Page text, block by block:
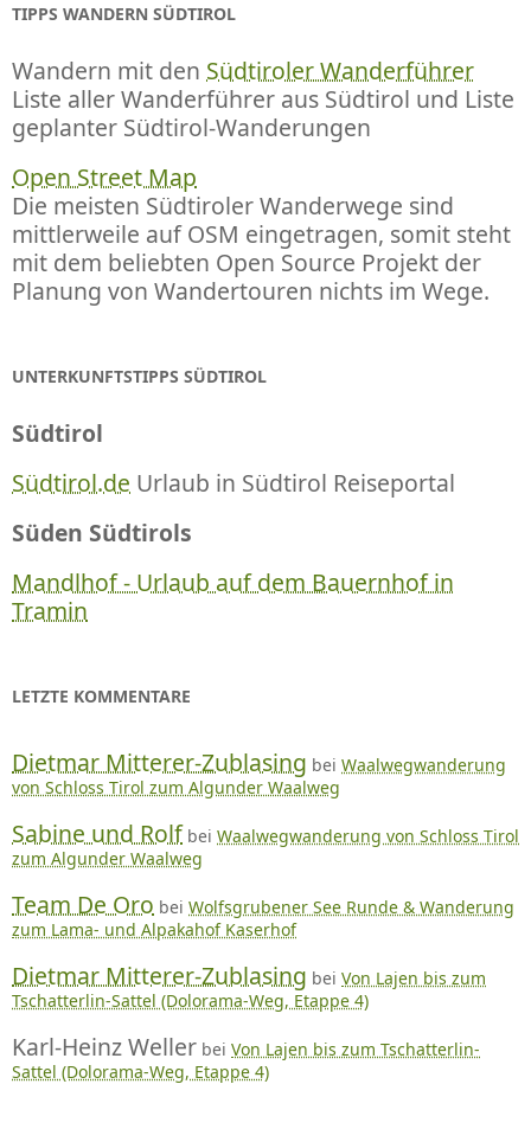
TIPPS WANDERN SÜDTIROL
Wandern mit den Südtiroler Wanderführer
Liste aller Wanderführer aus Südtirol und Liste
geplanter Südtirol-Wanderungen
Open Street Map
Die meisten Südtiroler Wanderwege sind
mittlerweile auf OSM eingetragen, somit steht
mit dem beliebten Open Source Projekt der
Planung von Wandertouren nichts im Wege.
UNTERKUNFTSTIPPS SÜDTIROL
Südtirol
Südtirol.de Urlaub in Südtirol Reiseportal
Süden Südtirols
Mandlhof - Urlaub auf dem Bauernhof in
Tramin
LETZTE KOMMENTARE
Dietmar Mitterer-Zublasing bei Waalwegwanderung
von Schloss Tirol zum Algunder Waalweg
Sabine und Rolf bei Waalwegwanderung von Schloss Tirol
zum Algunder Waalweg
Team De Oro bei Wolfsgrubener See Runde & Wanderung
zum Lama- und Alpakahof Kaserhof
Dietmar Mitterer-Zublasing bei Von Lajen bis zum
Tschatterlin-Sattel (Dolorama-Weg, Etappe 4)
Karl-Heinz Weller bei Von Lajen bis zum Tschatterlin-
Sattel (Dolorama-Weg, Etappe 4)